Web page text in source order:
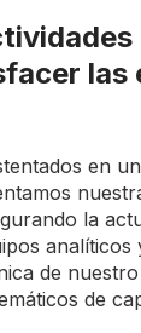
las
en
la
analíticos
de
de